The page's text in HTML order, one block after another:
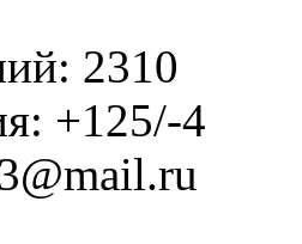
2310
+125/-4